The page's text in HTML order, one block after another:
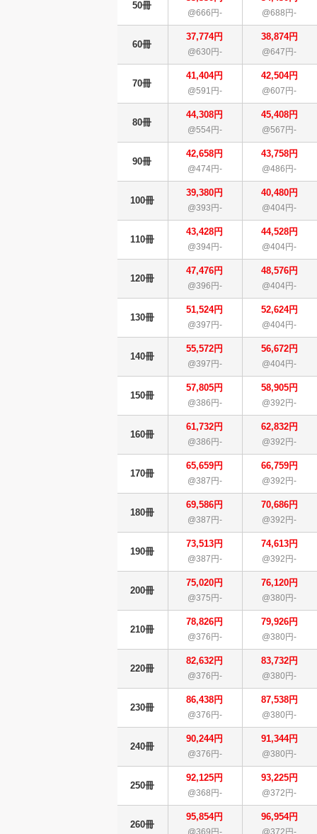
50冊
@666円- @688円-
60冊
37,774円
@630円-
38,874円
@647円-
70冊
41,404円
@591円-
42,504円
@607円-
80冊
44,308円
@554円-
45,408円
@567円-
90冊
42,658円
@474円-
43,758円
@486円-
100冊
39,380円
@393円-
40,480円
@404円-
110冊
43,428円
@394円-
44,528円
@404円-
120冊
47,476円
@396円-
48,576円
@404円-
130冊
51,524円
@397円-
52,624円
@404円-
140冊
55,572円
@397円-
56,672円
@404円-
150冊
57,805円
@386円-
58,905円
@392円-
160冊
61,732円
@386円-
62,832円
@392円-
170冊
65,659円
@387円-
66,759円
@392円-
180冊
69,586円
@387円-
70,686円
@392円-
190冊
73,513円
@387円-
74,613円
@392円-
200冊
75,020円
@375円-
76,120円
@380円-
210冊
78,826円
@376円-
79,926円
@380円-
220冊
82,632円
@376円-
83,732円
@380円-
230冊
86,438円
@376円-
87,538円
@380円-
240冊
90,244円
@376円-
91,344円
@380円-
250冊
92,125円
@368円-
93,225円
@372円-
260冊
95,854円
@369円-
96,954円
@372円-